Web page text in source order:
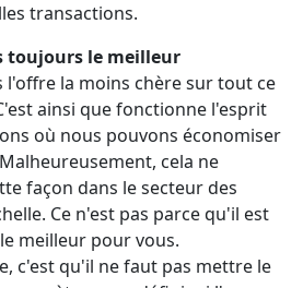
transactions.
toujours le meilleur
l'offre la moins chère sur tout ce
ainsi que fonctionne l'esprit
où nous pouvons économiser
cela ne
façon dans le secteur des
Ce n'est pas parce qu'il est
meilleur pour vous.
c'est qu'il ne faut pas mettre le